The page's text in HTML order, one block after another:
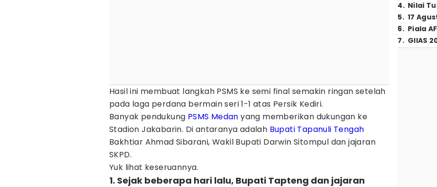
Hasil ini membuat langkah PSMS ke semi final semakin ringan setelah
pada laga perdana bermain seri 1-1 atas Persik Kediri.
Banyak pendukung PSMS Medan yang memberikan dukungan ke
Stadion Jakabarin. Di antaranya adalah Bupati Tapanuli Tengah
Bakhtiar Ahmad Sibarani, Wakil Bupati Darwin Sitompul dan jajaran
SKPD.
Yuk lihat keseruannya.
1. Sejak beberapa hari lalu, Bupati Tapteng dan jajaran
4. Nilai
5. 17
6. Piala
7. GIIAS